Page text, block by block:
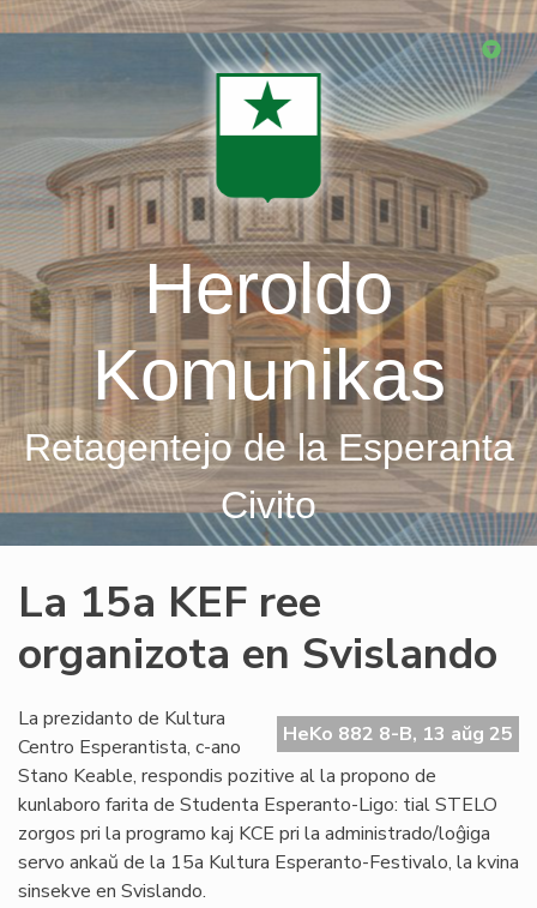
Skip
Heroldo
Komunikas
Retagentejo de la Esperanta
Civito
La 15a KEF ree
organizota en Svislando
HeKo 882 8-B, 13 aŭg 25
La prezidanto de Kultura
Centro Esperantista, c-ano
Stano Keable, respondis pozitive al la propono de
kunlaboro farita de Studenta Esperanto-Ligo: tial STELO
zorgos pri la programo kaj KCE pri la administrado/loĝiga
servo ankaŭ de la 15a Kultura Esperanto-Festivalo, la kvina
sinsekve en Svislando.